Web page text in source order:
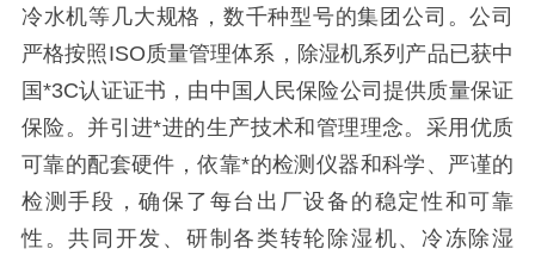
冷水机等几大规格，数千种型号的集团公司。公司
严格按照ISO质量管理体系，除湿机系列产品已获中
国*3C认证证书，由中国人民保险公司提供质量保证
保险。并引进*进的生产技术和管理理念。采用优质
可靠的配套硬件，依靠*的检测仪器和科学、严谨的
检测手段，确保了每台出厂设备的稳定性和可靠
性。共同开发、研制各类转轮除湿机、冷冻除湿